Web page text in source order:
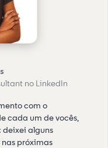
no LinkedIn
com o
cada um de vocês,
deixei alguns
próximas